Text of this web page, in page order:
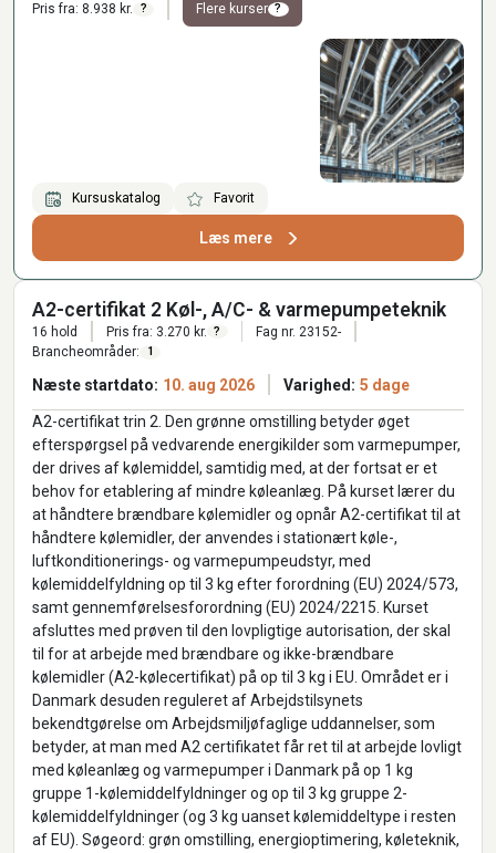
Pris fra: 8.938 kr. ? Flere kurser ?
Kursuskatalog Favorit
Læs mere
A2-certifikat 2 Køl-, A/C- & varmepumpeteknik
16 hold Pris fra: 3.270 kr. ?
Fag nr. 23152-
Brancheområder:
1
Næste startdato: 10. aug 2026 Varighed: 5 dage
A2-certifikat trin 2. Den grønne omstilling betyder øget
efterspørgsel på vedvarende energikilder som varmepumper,
der drives af kølemiddel, samtidig med, at der fortsat er et
behov for etablering af mindre køleanlæg. På kurset lærer du
at håndtere brændbare kølemidler og opnår A2-certifikat til at
håndtere kølemidler, der anvendes i stationært køle-,
luftkonditionerings- og varmepumpeudstyr, med
kølemiddelfyldning op til 3 kg efter forordning (EU) 2024/573,
samt gennemførelsesforordning (EU) 2024/2215. Kurset
afsluttes med prøven til den lovpligtige autorisation, der skal
til for at arbejde med brændbare og ikke-brændbare
kølemidler (A2-kølecertifikat) på op til 3 kg i EU. Området er i
Danmark desuden reguleret af Arbejdstilsynets
bekendtgørelse om Arbejdsmiljøfaglige uddannelser, som
betyder, at man med A2 certifikatet får ret til at arbejde lovligt
med køleanlæg og varmepumper i Danmark på op 1 kg
gruppe 1-kølemiddelfyldninger og op til 3 kg gruppe 2-
kølemiddelfyldninger (og 3 kg uanset kølemiddeltype i resten
af EU). Søgeord: grøn omstilling, energioptimering, køleteknik,